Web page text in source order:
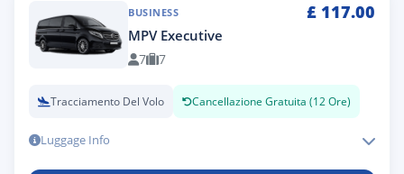
BUSINESS £ 117.00
MPV Executive
7 7
Tracciamento Del Volo Cancellazione Gratuita (12 Ore)
Luggage Info